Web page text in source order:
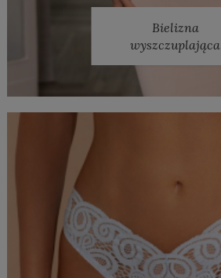
Bielizna
wyszczuplająca